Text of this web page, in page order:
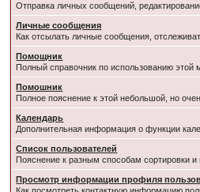
Отправка личных сообщений,
Личные сообщения
Как отсылать личные сообщения,
Помощник
Полный справочник по использованию этой
Помошник
Полное пояснение к этой небольшой, но
Календарь
Дополнительная информация о функции
Список пользователей
Пояснение к разным способам сортировки
Просмотр информации профиля